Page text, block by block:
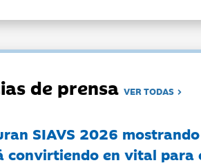
de prensaVER TODAS
SIAVS 2026
convirtiendo en vital para